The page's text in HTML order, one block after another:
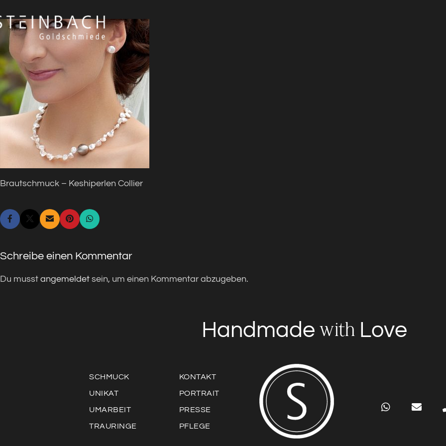
Brautschmuck – Keshiperlen Collier
Schreibe einen Kommentar
Du musst angemeldet sein, um einen Kommentar abzugeben.
Handmade with Love
SCHMUCK
UNIKAT
UMARBEIT
TRAURINGE
KONTAKT
PORTRAIT
PRESSE
PFLEGE